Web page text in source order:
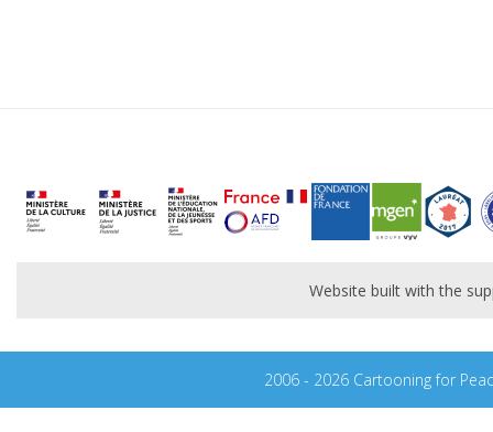
Website built with the
2006 - 2026 Cartooning for